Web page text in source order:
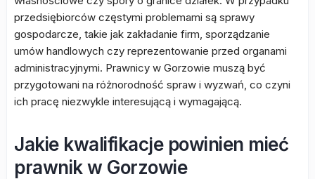
przedsiębiorców częstymi problemami są sprawy
gospodarcze, takie jak zakładanie firm, sporządzanie
umów handlowych czy reprezentowanie przed organami
administracyjnymi. Prawnicy w Gorzowie muszą być
przygotowani na różnorodność spraw i wyzwań, co czyni
ich pracę niezwykle interesującą i wymagającą.
Jakie kwalifikacje powinien mieć
prawnik w Gorzowie